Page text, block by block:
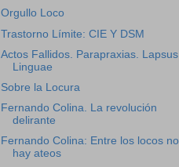
Orgullo Loco
Trastorno Límite: CIE Y DSM
Actos Fallidos. Parapraxias. Lapsus
Linguae
Sobre la Locura
Fernando Colina. La revolución
delirante
Fernando Colina: Entre los locos no
hay ateos